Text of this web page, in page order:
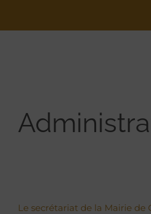
Le secrétariat de la Mairie de